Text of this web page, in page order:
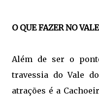
O QUE FAZER NO
Além de ser o
travessia do Vale
atrações é a